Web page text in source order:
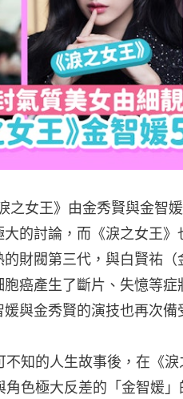
之女王》由金秀賢與金智
的討論，而《淚之女王
財閥第三代，與白賢祐
癌產生了斷片、失憶等
與金秀賢的演技也再次備
知的人生故事後，在《
色極大反差的「金智媛」